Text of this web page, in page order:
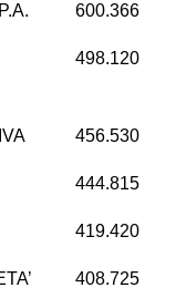
600.366
498.120
456.530
444.815
419.420
408.725